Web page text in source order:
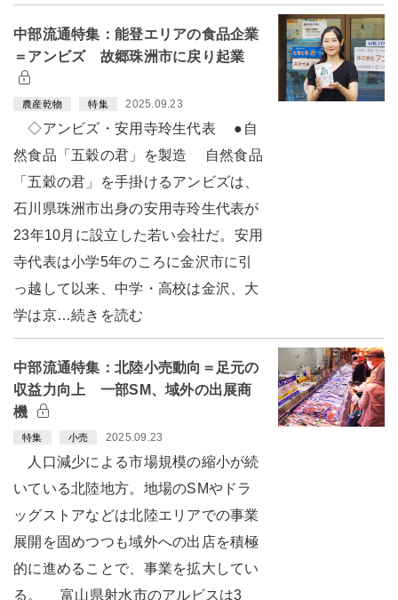
中部流通特集：能登エリアの食品企業
＝アンビズ 故郷珠洲市に戻り起業
農産乾物 特集 2025.09.23
◇アンビズ・安用寺玲生代表 ●自
然食品「五穀の君」を製造 自然食品
「五穀の君」を手掛けるアンビズは、
石川県珠洲市出身の安用寺玲生代表が
23年10月に設立した若い会社だ。安用
寺代表は小学5年のころに金沢市に引
っ越して以来、中学・高校は金沢、大
学は京…続きを読む
中部流通特集：北陸小売動向＝足元の
収益力向上 一部SM、域外の出展商
機
特集 小売 2025.09.23
人口減少による市場規模の縮小が続
いている北陸地方。地場のSMやドラ
ッグストアなどは北陸エリアでの事業
展開を固めつつも域外への出店を積極
的に進めることで、事業を拡大してい
る。 富山県射水市のアルビスは3